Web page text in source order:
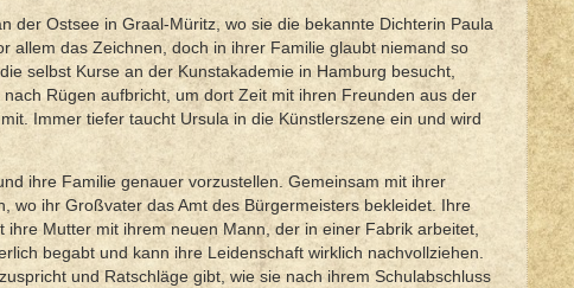
der Ostsee in Graal-Müritz, wo sie die bekannte Dichterin Paula
allem das Zeichnen, doch in ihrer Familie glaubt niemand so
selbst Kurse an der Kunstakademie in Hamburg besucht,
Rügen aufbricht, um dort Zeit mit ihren Freunden aus der
Immer tiefer taucht Ursula in die Künstlerszene ein und wird
ihre Familie genauer vorzustellen. Gemeinsam mit ihrer
wo ihr Großvater das Amt des Bürgermeisters bekleidet. Ihre
ihre Mutter mit ihrem neuen Mann, der in einer Fabrik arbeitet,
begabt und kann ihre Leidenschaft wirklich nachvollziehen.
und Ratschläge gibt, wie sie nach ihrem Schulabschluss